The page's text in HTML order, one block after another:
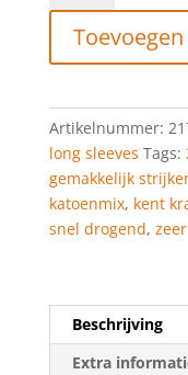
Five
24/Seven
Zakelijk
body
fit,
Kent,
Bleu
aantal
Artikelnummer:
long sleeves Tags:
gemakkelijk
katoenmix, kent
snel drogend,
Beschrijving
Extra